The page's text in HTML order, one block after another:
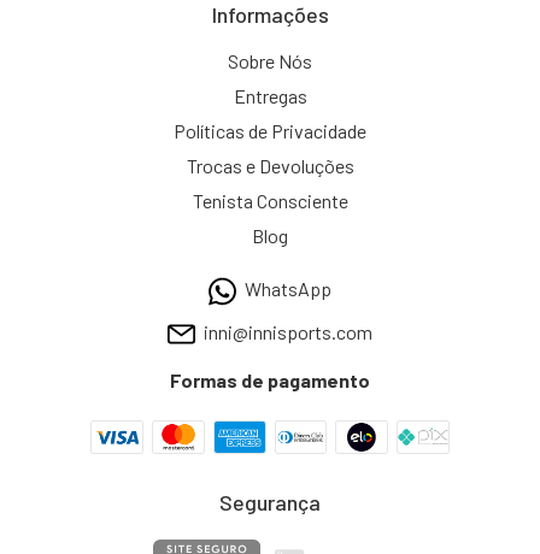
Informações
Sobre Nós
Entregas
Políticas de Privacidade
Trocas e Devoluções
Tenista Consciente
Blog
WhatsApp
inni@innisports.com
Formas de pagamento
Segurança